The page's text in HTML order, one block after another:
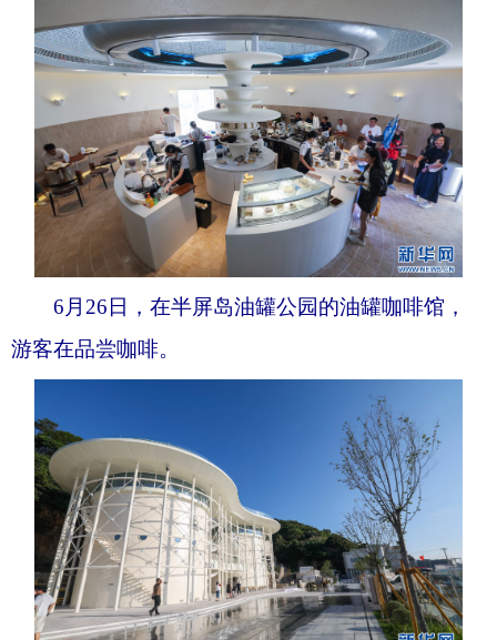
6月26日，在半屏岛油罐公园的油罐咖啡馆，
游客在品尝咖啡。